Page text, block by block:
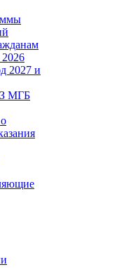
2027 и
МГБ